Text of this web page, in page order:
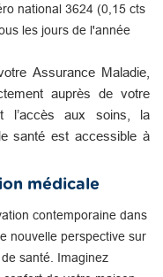
national 3624 (0,15 cts
les jours de l'année
Assurance Maladie,
auprès de votre
l’accès aux soins, la
santé est accessible à
médicale
contemporaine dans
nouvelle perspective sur
santé. Imaginez